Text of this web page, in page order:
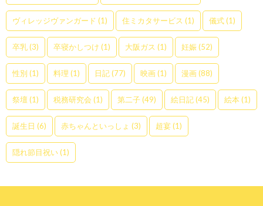
ヴィレッジヴァンガード (1) 住ミカタサービス (1) 儀式(1)
卒乳(3) 卒寝かしつけ (1) 大阪ガス (1) 妊娠(52)
性別 (1) 料理 (1) 日記(77) 映画(1) 漫画(88)
祭壇 (1) 税務研究会 (1) 第二子(49) 絵日記(45) 絵本(1)
誕生日 (6) 赤ちゃんといっしょ (3) 超宴(1)
隠れ節目祝い(1)